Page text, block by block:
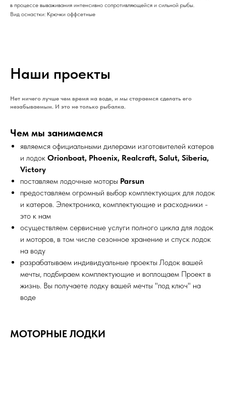
в процессе вываживания интенсивно сопротивляющейся и сильной рыбы.
Вид оснастки: Крючки оффсетные
Наши проекты
Нет ничего лучше чем время на воде, и мы стараемся сделать его
незабываемым. И это не только рыбалка.
Чем мы занимаемся
являемся официальными дилерами изготовителей катеров
и лодок Orionboat, Phoenix, Realcraft, Salut, Siberia,
Victory
поставляем лодочные моторы Parsun
предоставляем огромный выбор комплектующих для лодок
и катеров. Электроника, комплектующие и расходники -
это к нам
осуществляем сервисные услуги полного цикла для лодок
и моторов, в том числе сезонное хранение и спуск лодок
на воду
разрабатываем индивидуальные проекты Лодок вашей
мечты, подбираем комплектующие и воплощаем Проект в
жизнь. Вы получаете лодку вашей мечты "под ключ" на
воде
МОТОРНЫЕ ЛОДКИ